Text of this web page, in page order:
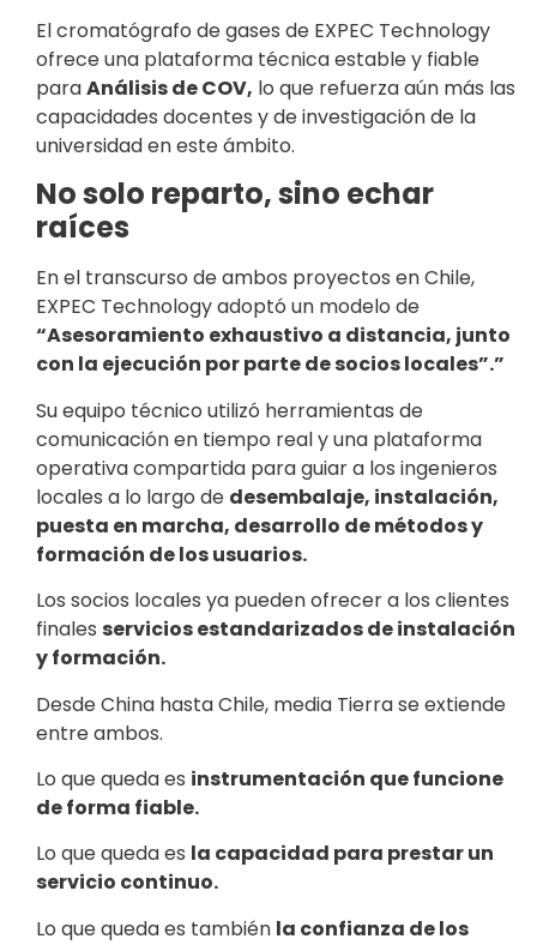
El cromatógrafo de gases de EXPEC Technology
ofrece una plataforma técnica estable y fiable
paraAnálisis de COV, lo que refuerza aún más las
capacidades docentes y de investigación de la
universidad en este ámbito.
No solo reparto, sino echar
raíces
En el transcurso de ambos proyectos en Chile,
EXPEC Technology adoptó un modelo de
“Asesoramiento exhaustivo a distancia, junto
con la ejecución por parte de socios locales”.”
Su equipo técnico utilizó herramientas de
comunicación en tiempo real y una plataforma
operativa compartida para guiar a los ingenieros
locales a lo largo de desembalaje, instalación,
puesta en marcha, desarrollo de métodos y
formación de los usuarios.
Los socios locales ya pueden ofrecer a los clientes
finales servicios estandarizados de instalación
y formación.
Desde China hasta Chile, media Tierra se extiende
entre ambos.
Lo que queda es instrumentación que funcione
de forma fiable.
Lo que queda es la capacidad para prestar un
servicio continuo.
Lo que queda es también la confianza de los